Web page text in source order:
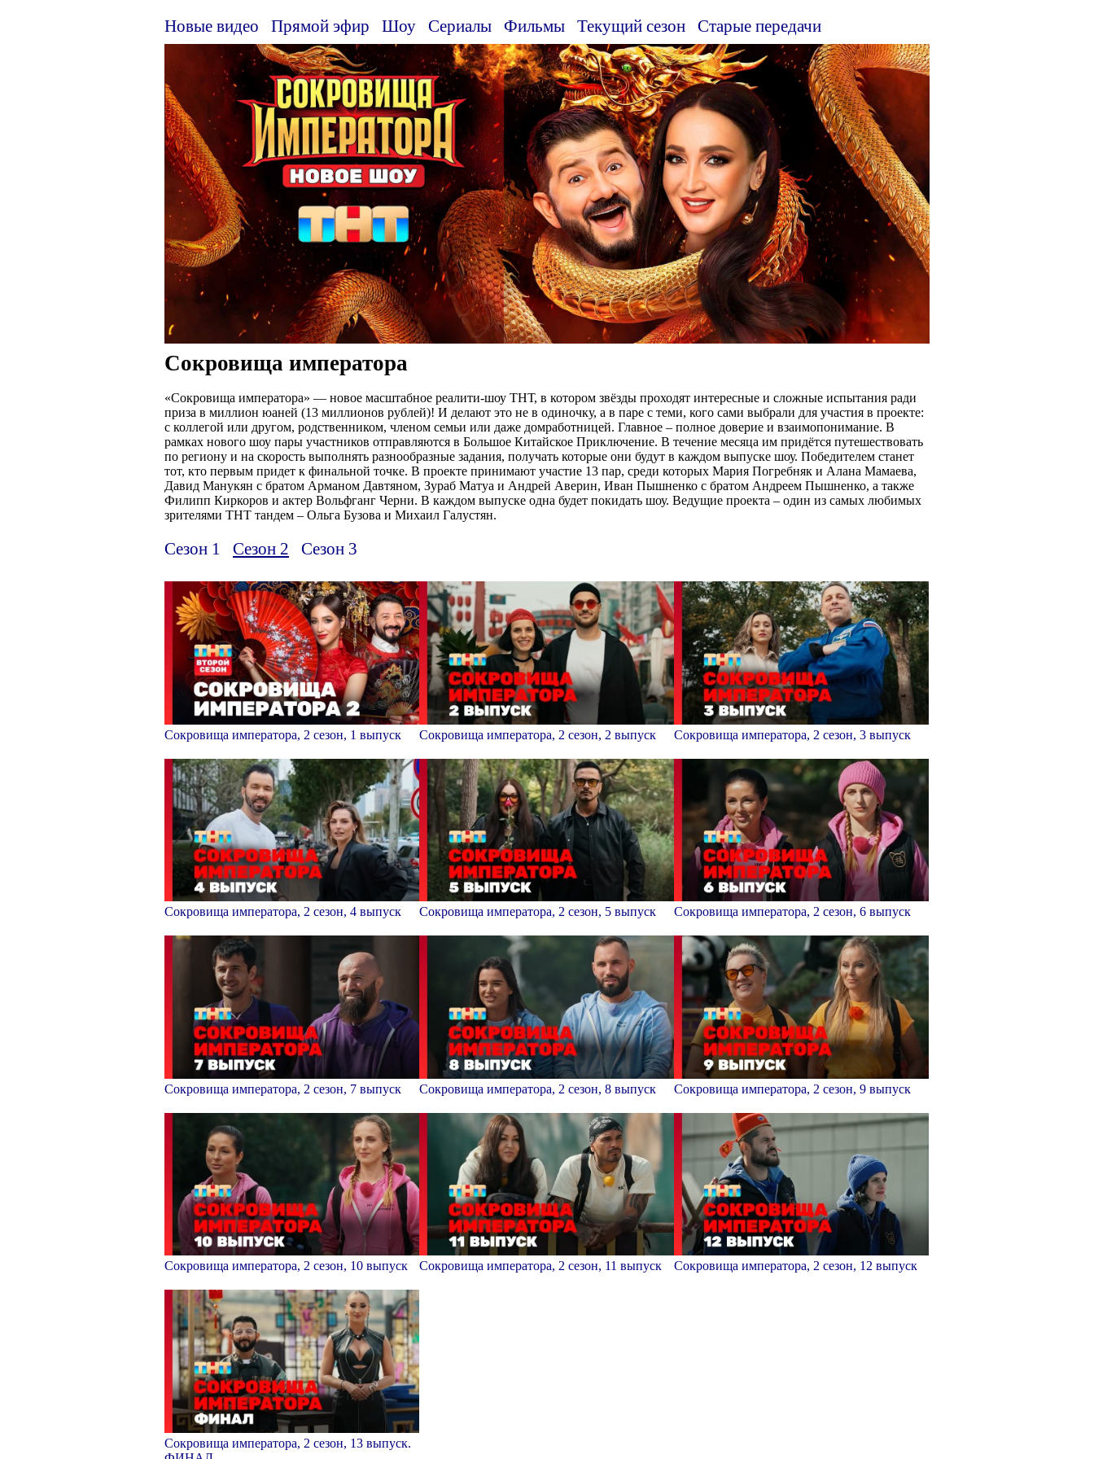
Новые видео Прямой эфир Шоу Сериалы Фильмы Текущий сезон Старые передачи
Сокровища императора
«Сокровища императора» — новое масштабное реалити-шоу ТНТ, в котором звёзды проходят интересные и сложные испытания ради
приза в миллион юаней (13 миллионов рублей)! И делают это не в одиночку, а в паре с теми, кого сами выбрали для участия в проекте:
с коллегой или другом, родственником, членом семьи или даже домработницей. Главное – полное доверие и взаимопонимание. В
рамках нового шоу пары участников отправляются в Большое Китайское Приключение. В течение месяца им придётся путешествовать
по региону и на скорость выполнять разнообразные задания, получать которые они будут в каждом выпуске шоу. Победителем станет
тот, кто первым придет к финальной точке. В проекте принимают участие 13 пар, среди которых Мария Погребняк и Алана Мамаева,
Давид Манукян с братом Арманом Давтяном, Зураб Матуа и Андрей Аверин, Иван Пышненко с братом Андреем Пышненко, а также
Филипп Киркоров и актер Вольфганг Черни. В каждом выпуске одна будет покидать шоу. Ведущие проекта – один из самых любимых
зрителями ТНТ тандем – Ольга Бузова и Михаил Галустян.
Сезон 1 Сезон 2 Сезон 3
Сокровища императора, 2 сезон, 1 выпуск Сокровища императора, 2 сезон, 2 выпуск Сокровища императора, 2 сезон, 3 выпуск
Сокровища императора, 2 сезон, 4 выпуск Сокровища императора, 2 сезон, 5 выпуск Сокровища императора, 2 сезон, 6 выпуск
Сокровища императора, 2 сезон, 7 выпуск Сокровища императора, 2 сезон, 8 выпуск Сокровища императора, 2 сезон, 9 выпуск
Сокровища императора, 2 сезон, 10 выпуск Сокровища императора, 2 сезон, 11 выпуск Сокровища императора, 2 сезон, 12 выпуск
Сокровища императора, 2 сезон, 13 выпуск.